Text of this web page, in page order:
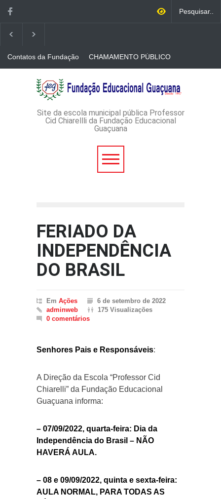
Contatos da Fundação
CHAMAMENTO PÚBLICO
CREDENCIAMENTO DE
IMPRESSOS
AVISO DE DISPENSA DE
LICITAÇÃO - DISPENSA DE
LICITAÇÃO Nº 53/2026-
ADMINISTRATIVO Nº
Site da escola municipal pública Professor
Cid Chiarellli da Fundação Educacional
Guaçuana
FERIADO DA
INDEPENDÊNCIA
DO BRASIL
Em Ações
6 de setembro de 2022
adminweb
175 Visualizações
0 comentários
Senhores Pais e Responsáveis:
A Direção da Escola “Professor Cid
Chiarelli” da Fundação Educacional
Guaçuana informa:
– 07/09/2022, quarta-feira: Dia da
Independência do Brasil – NÃO
HAVERÁ AULA.
– 08 e 09/09/2022, quinta e sexta-feira:
AULA NORMAL, PARA TODAS AS